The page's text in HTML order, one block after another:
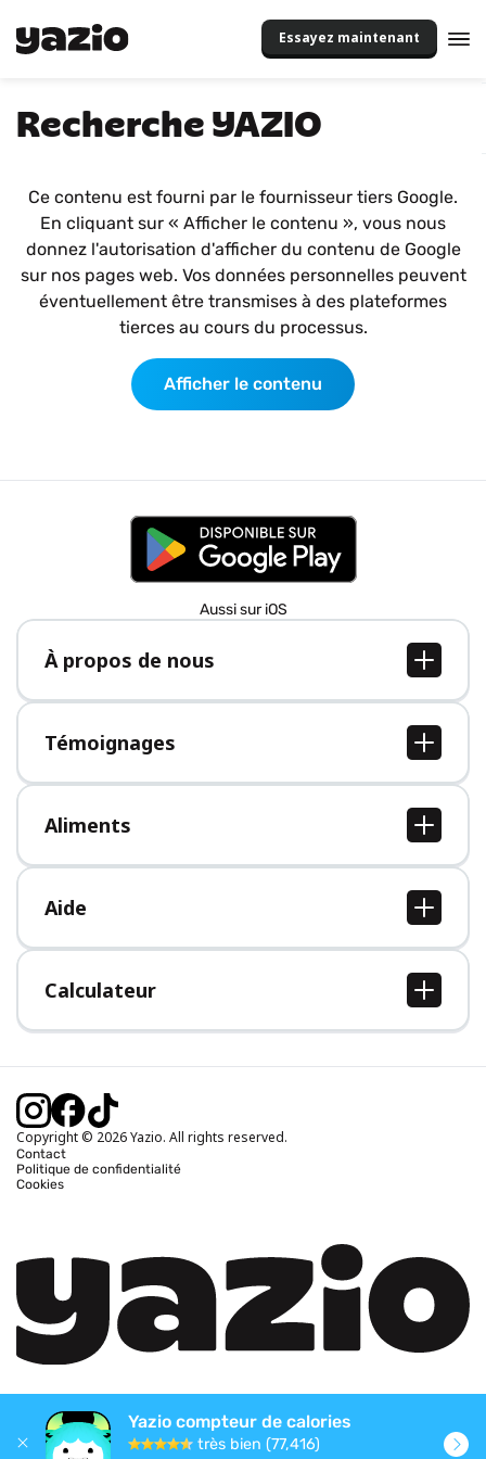
Essayez maintenant
Recherche YAZIO
Ce contenu est fourni par le fournisseur tiers Google.
En cliquant sur « Afficher le contenu », vous nous
donnez l'autorisation d'afficher du contenu de Google
sur nos pages web. Vos données personnelles peuvent
éventuellement être transmises à des plateformes
tierces au cours du processus.
Afficher le contenu
Aussi sur iOS
À propos de nous
À propos de nous
Postes
Presse
Témoignages
Tous les témoignages
Aliments
Tous les aliments
Aide
Centre d'aide
Calculateur
Calcul IMC
Calcul poids idéal
Calcul calories brûlées
Copyright © 2026 Yazio. All rights reserved.
Contact
Politique de confidentialité
Cookies
Yazio compteur de calories
très bien (77,416)